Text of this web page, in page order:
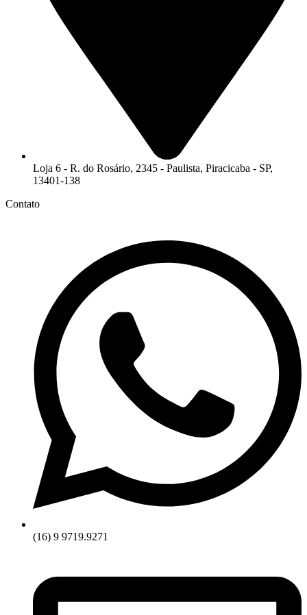
Loja 6 - R. do Rosário, 2345 - Paulista, Piracicaba - SP,
13401-138
Contato
(16) 9 9719.9271